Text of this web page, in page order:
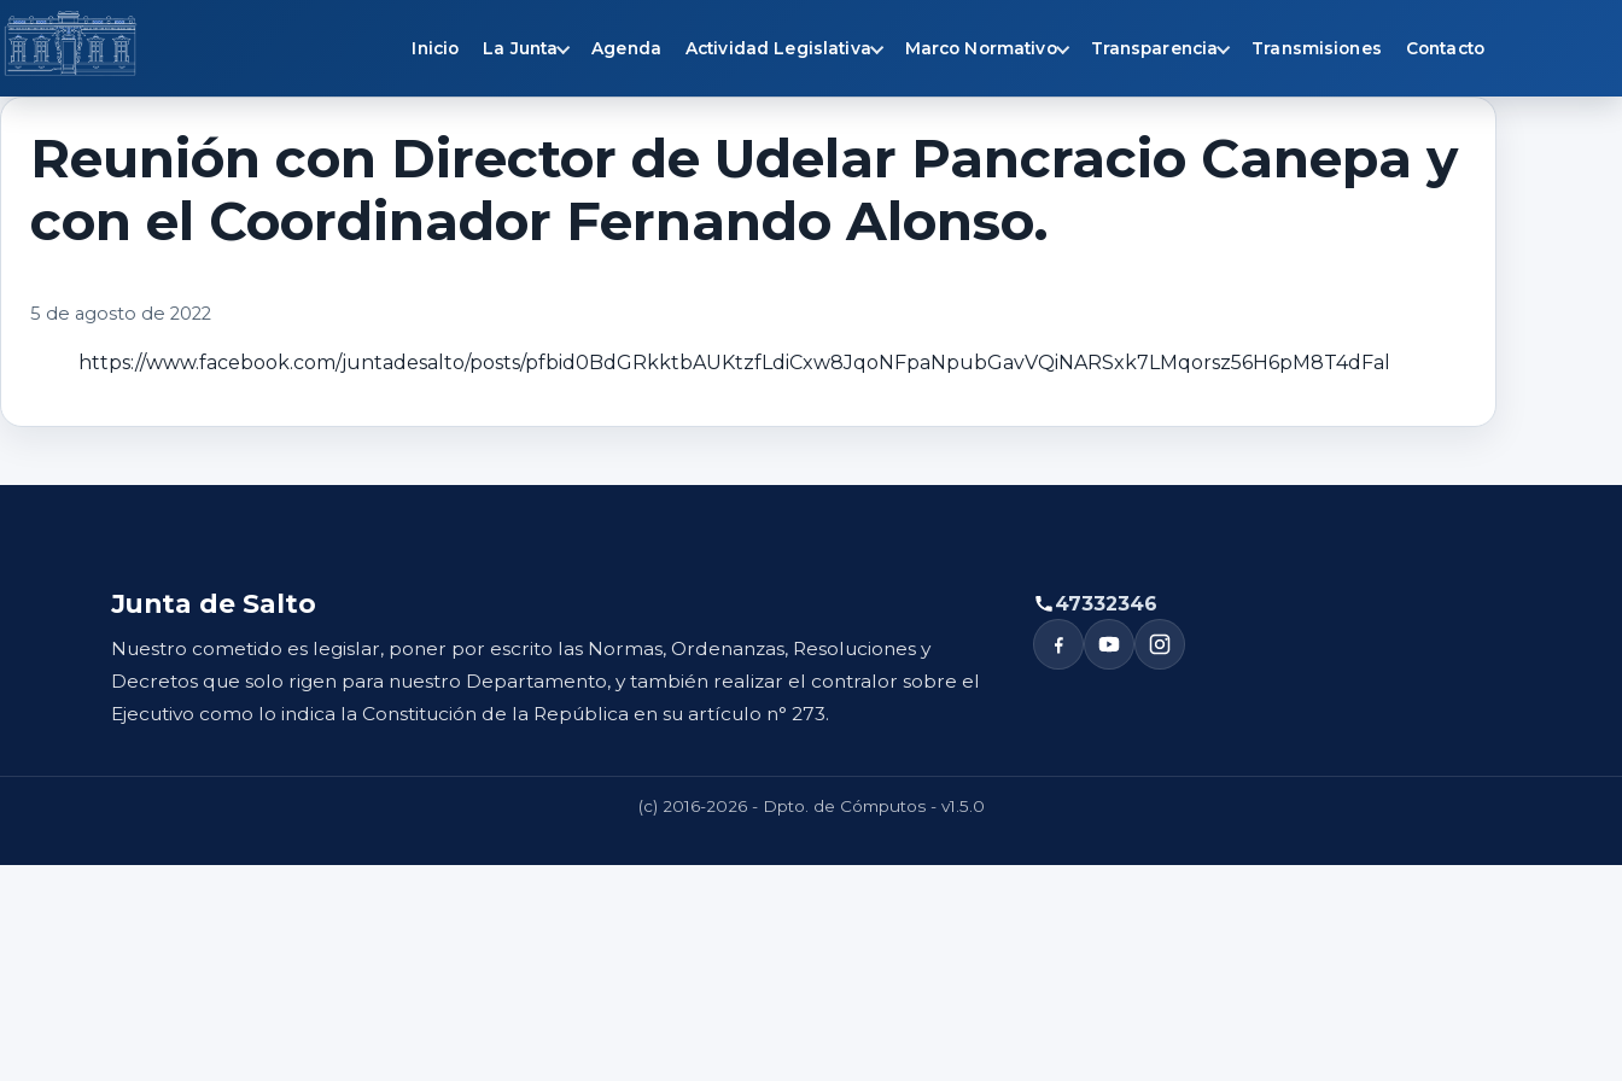
Saltar al contenido
Inicio La Junta Agenda Actividad Legislativa Marco Normativo Transparencia Transmisiones Contacto
Reunión con Director de Udelar Pancracio Canepa y
con el Coordinador Fernando Alonso.
5 de agosto de 2022
https://www.facebook.com/juntadesalto/posts/pfbid0BdGRkktbAUKtzfLdiCxw8JqoNFpaNpubGavVQiNARSxk7LMqorsz56H6pM8T4dFal
Junta de Salto
Nuestro cometido es legislar, poner por escrito las Normas, Ordenanzas, Resoluciones y
Decretos que solo rigen para nuestro Departamento, y también realizar el contralor sobre el
Ejecutivo como lo indica la Constitución de la República en su artículo n° 273.
47332346
(c) 2016-2026 - Dpto. de Cómputos - v1.5.0